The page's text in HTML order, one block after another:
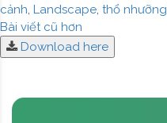
cảnh, Landscape, thổ nhưỡng
Điều
hướng
bài
Bài viết cũ hơn
Download here